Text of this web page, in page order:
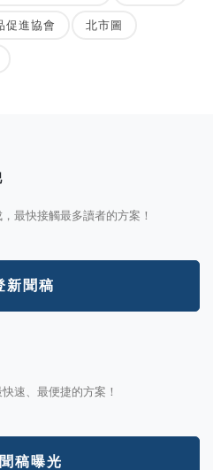
促進協會 北市圖
最快接觸最多讀者的方案！
新聞稿
速、最便捷的方案！
稿曝光